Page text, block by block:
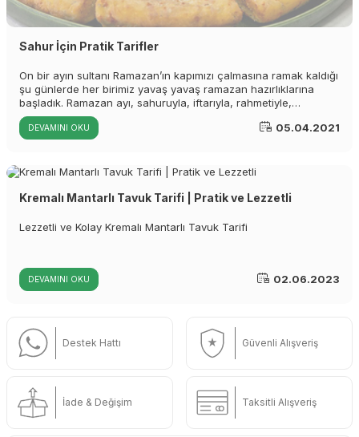
Sahur İçin Pratik Tarifler
On bir ayın sultanı Ramazan’ın kapımızı çalmasına ramak kaldığı
şu günlerde her birimiz yavaş yavaş ramazan hazırlıklarına
başladık. Ramazan ayı, sahuruyla, iftarıyla, rahmetiyle,
bereketiyle hayatımızın en önemli en huzurlu zamanlarından
biri. Ramazan yaklaştıkça ramazan ayının ayrılmaz
parçalarından biri olan sahur için, yazımızın devamında
Sahur, vücudun tüm gün aç ve susuz kalmasına hazırlanmasını
pratik hazırlanabilmesi, doyurucu olması aynı zamanda
için hazırladığımız pratik sahur tariflerimize:
DEVAMINI OKU 05.04.2021
Kremalı Mantarlı Tavuk Tarifi | Pratik ve Lezzetli
Lezzetli ve Kolay Kremalı Mantarlı Tavuk Tarifi
DEVAMINI OKU 02.06.2023
Destek Hattı Güvenli Alışveriş
İade & Değişim Taksitli Alışveriş